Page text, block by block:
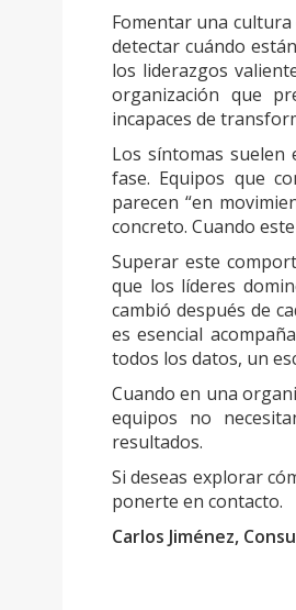
Fomentar una cultura
detectar cuándo
los liderazgos
organización que
incapaces de
Los síntomas suelen
fase. Equipos que
parecen “en
concreto. Cuando
Superar este
que los líderes
cambió después de
es esencial
todos los datos, un
Cuando en una
equipos no
resultados.
Si deseas explorar
ponerte en contacto.
Carlos Jiménez,